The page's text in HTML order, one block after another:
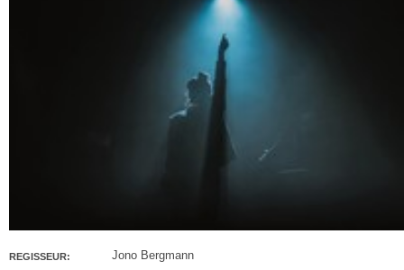
REGISSEUR: Jono Bergmann